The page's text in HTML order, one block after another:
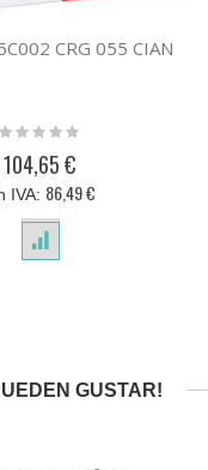
CRG 055 CIAN
Rating:
104,65 €
86,49 €
GUSTAR!